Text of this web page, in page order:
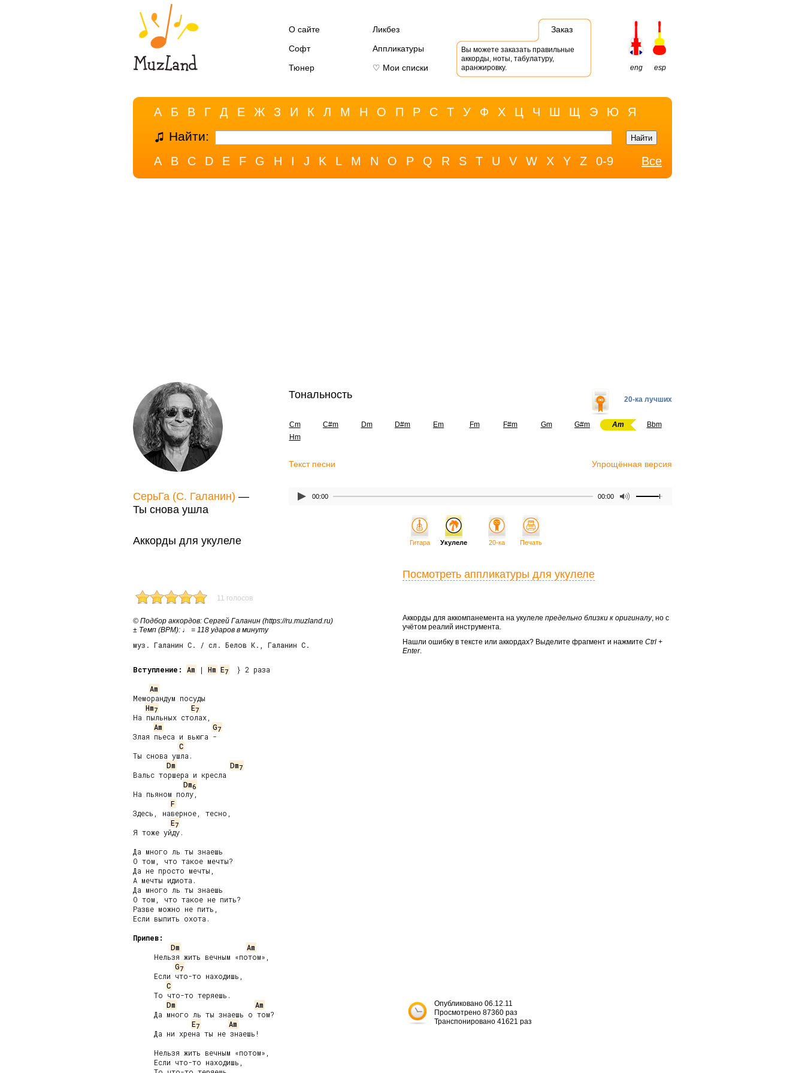
О сайте
Ликбез
Софт
Аппликатуры
Тюнер
♡ Мои списки
Заказ
Вы можете заказать правильные
аккорды, ноты, табулатуру,
аранжировку.
eng esp
А Б В Г Д Е Ж З И К Л М Н О П Р С Т У Ф Х Ц Ч Ш Щ Э Ю Я
Найти:
A B C D E F G H I J K L M N O P Q R S T U V W X Y Z 0-9 Все
СерьГа (С. Галанин) —
Ты снова ушла
Тональность 20-ка лучших
Cm C#m Dm D#m Em Fm F#m Gm G#m Am
Bbm
Hm
Текст песни Упрощённая версия
00:00 00:00
Аккорды для укулеле
11 голосов
© Подбор аккордов: Сергей Галанин (https://ru.muzland.ru)
± Темп (BPM): ♩ = 118 ударов в минуту
муз. Галанин С. / сл. Белов К., Галанин С.
Вступление: Am | Hm E7
  } 2 раза
Am
Меморандум посуды
Hm7 E7
На пыльных столах,
Am
G7
Злая пьеса и вьюга -
C
Ты снова ушла.
Dm
Dm7
Вальс торшера и кресла
Dm6
На пьяном полу,
F
Здесь, наверное, тесно,
E7
Я тоже уйду.
Да много ль ты знаешь
О том, что такое мечты?
Да не просто мечты,
А мечты идиота.
Да много ль ты знаешь
О том, что такое не пить?
Разве можно не пить,
Если выпить охота.
Припев:
Dm
Am
     Нельзя жить вечным «потом»,
G7
     Если что-то находишь,
C
     То что-то теряешь.
Dm
Am
     Да много ль ты знаешь о том?
E7
Am
     Да ни хрена ты не знаешь!
     Нельзя жить вечным «потом»,
     Если что-то находишь,
Гитара Укулеле 20-ка Печать
Посмотреть аппликатуры для укулеле
Аккорды для аккомпанемента на укулеле предельно близки к оригиналу, но с
учётом реалий инструмента.
Нашли ошибку в тексте или аккордах? Выделите фрагмент и нажмите Ctrl +
Enter.
Опубликовано 06.12.11
Просмотрено 87360 раз
Транспонировано 41621 раз